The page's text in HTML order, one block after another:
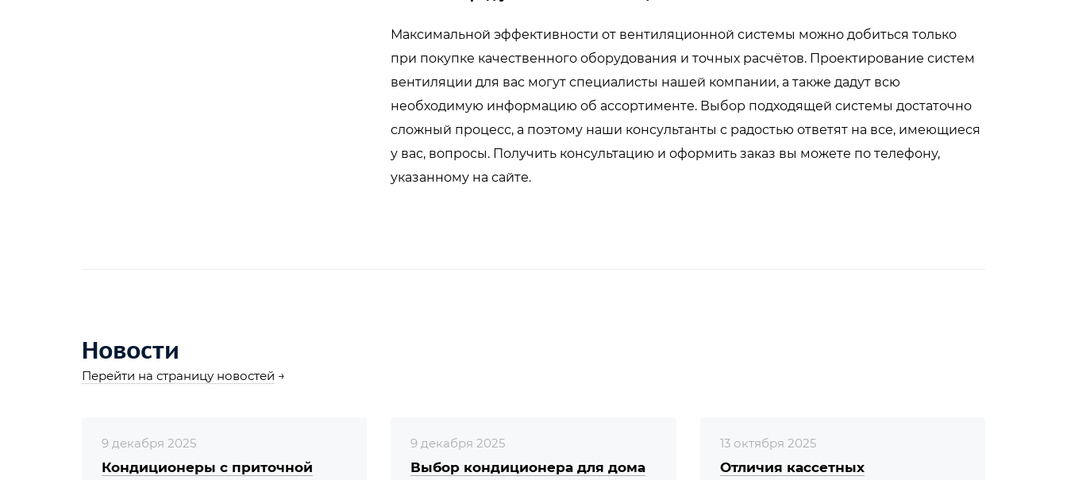
Максимальной эффективности от вентиляционной системы можно добиться только
при покупке качественного оборудования и точных расчётов. Проектирование систем
вентиляции для вас могут специалисты нашей компании, а также дадут всю
необходимую информацию об ассортименте. Выбор подходящей системы достаточно
сложный процесс, а поэтому наши консультанты с радостью ответят на все, имеющиеся
у вас, вопросы. Получить консультацию и оформить заказ вы можете по телефону,
указанному на сайте.
Новости
Перейти на страницу новостей →
9 декабря 2025
Кондиционеры с приточной
9 декабря 2025
Выбор кондиционера для дома
13 октября 2025
Отличия кассетных